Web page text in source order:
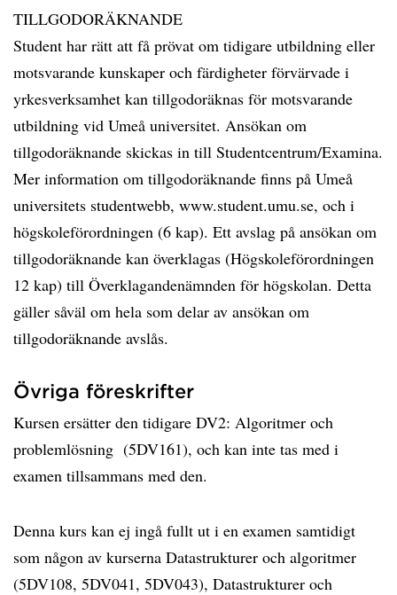
TILLGODORÄKNANDE
Student har rätt att få prövat om tidigare utbildning eller
motsvarande kunskaper och färdigheter förvärvade i
yrkesverksamhet kan tillgodoräknas för motsvarande
utbildning vid Umeå universitet. Ansökan om
tillgodoräknande skickas in till Studentcentrum/Examina.
Mer information om tillgodoräknande finns på Umeå
universitets studentwebb, www.student.umu.se, och i
högskoleförordningen (6 kap). Ett avslag på ansökan om
tillgodoräknande kan överklagas (Högskoleförordningen
12 kap) till Överklagandenämnden för högskolan. Detta
gäller såväl om hela som delar av ansökan om
tillgodoräknande avslås.
Övriga föreskrifter
Kursen ersätter den tidigare DV2: Algoritmer och
problemlösning (5DV161), och kan inte tas med i
examen tillsammans med den.
Denna kurs kan ej ingå fullt ut i en examen samtidigt
som någon av kurserna Datastrukturer och algoritmer
(5DV108, 5DV041, 5DV043), Datastrukturer och